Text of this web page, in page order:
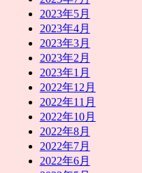
2023年5月
2023年4月
2023年3月
2023年2月
2023年1月
2022年12月
2022年11月
2022年10月
2022年8月
2022年7月
2022年6月